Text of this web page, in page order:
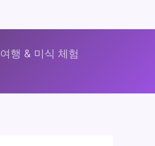
여행 & 미식 체험